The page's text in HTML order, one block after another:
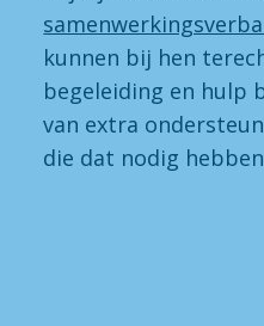
kunnen bij hen
begeleiding en hulp
van extra
die dat nodig